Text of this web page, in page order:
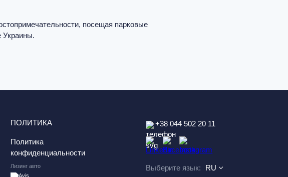
посещая парковые
Украины.
ПОЛИТИКА
Политика
конфиденциальности
Лизинг авто
+38 044 502 20 11
Выберите язык: RU